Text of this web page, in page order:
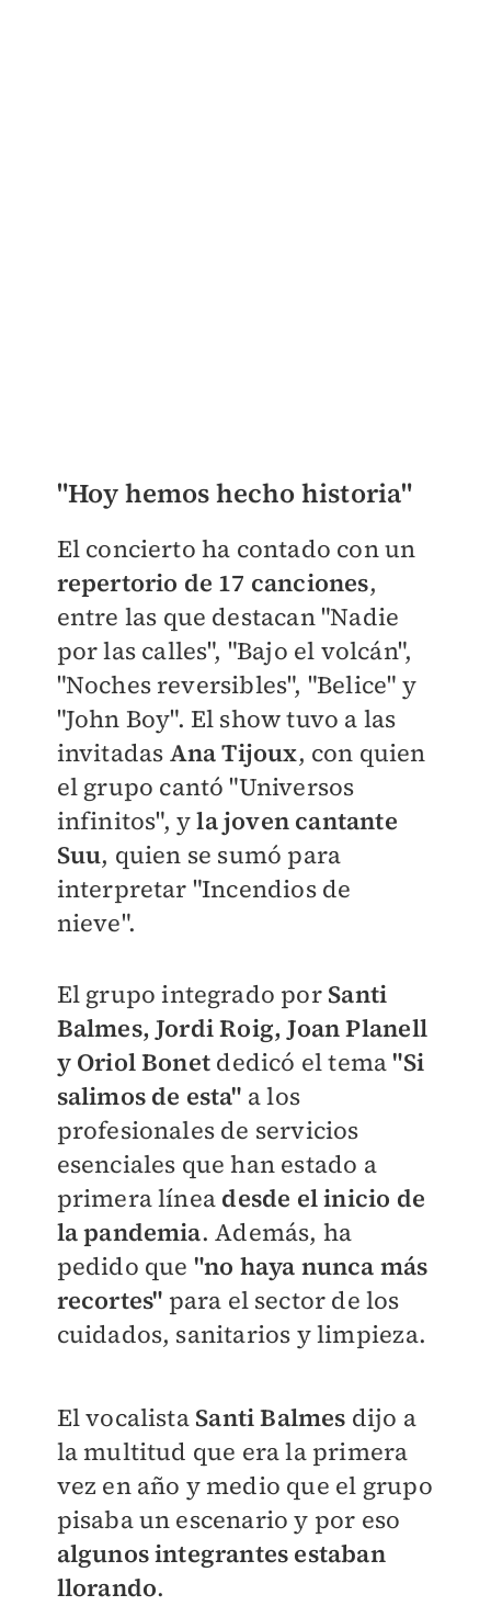
"Hoy hemos hecho historia"
El concierto ha contado con un
repertorio de 17 canciones,
entre las que destacan "Nadie
por las calles", "Bajo el volcán",
"Noches reversibles", "Belice" y
"John Boy". El show tuvo a las
invitadas Ana Tijoux, con quien
el grupo cantó "Universos
infinitos", yla joven cantante
Suu, quien se sumó para
interpretar "Incendios de
nieve".
El grupo integrado por Santi
Balmes, Jordi Roig, Joan Planell
y Oriol Bonet dedicó el tema"Si
salimos de esta" a los
profesionales de servicios
esenciales que han estado a
primera línea desde el inicio de
la pandemia. Además, ha
pedido que "no haya nunca más
recortes" para el sector de los
cuidados, sanitarios y limpieza.
El vocalista Santi Balmes dijo a
la multitud que era la primera
vez en año y medio que el grupo
pisaba un escenario y por eso
algunos integrantes estaban
llorando.